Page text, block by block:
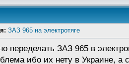
ЗАЗ 965 на электротяге
переделать ЗАЗ 965 в
ибо их нету в Украине, а